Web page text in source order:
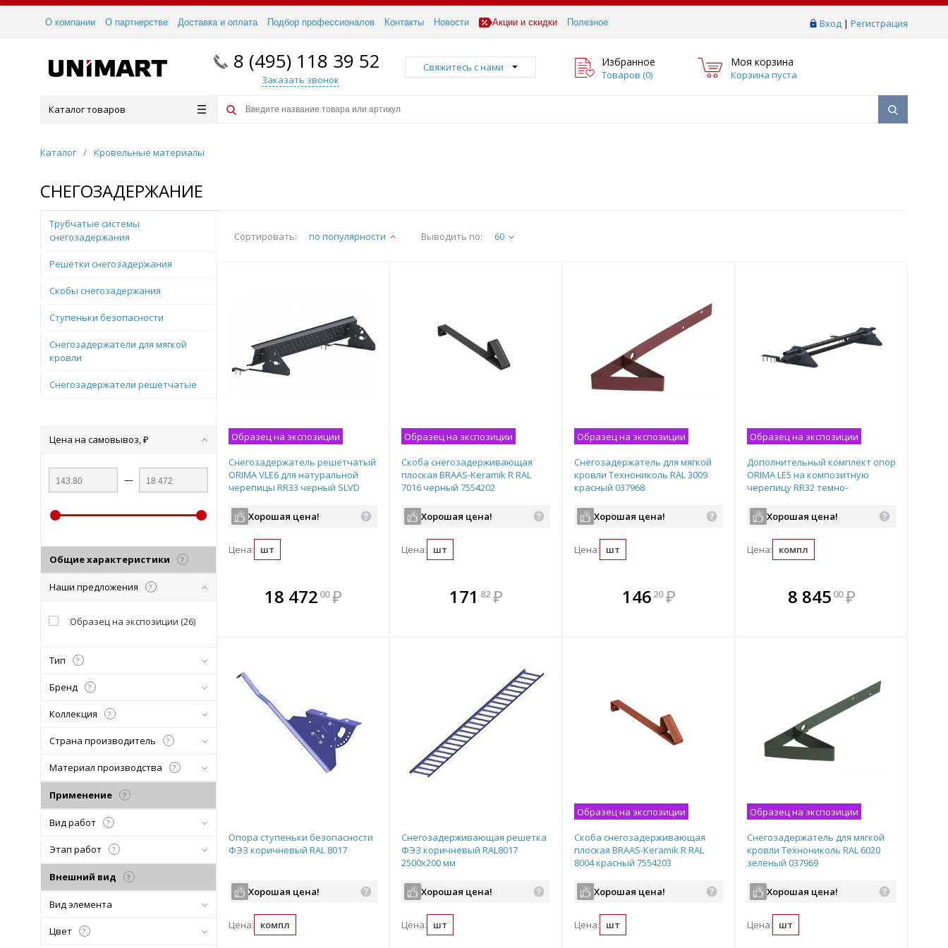
Вход | Регистрация
О компании О партнерстве Доставка и оплата Подбор профессионалов Контакты Новости Акции и скидки Полезное
8 (495) 118 39 52
Заказать звонок
Свяжитесь с нами Избранное
Товаров (0)
Моя корзина
Корзина пуста
Каталог товаров
Каталог / Кровельные материалы
СНЕГОЗАДЕРЖАНИЕ
Сортировать: по популярности Выводить по: 60
Образец на экспозиции
Снегозадержатель решетчатый
ORIMA VLE6 для натуральной
черепицы RR33 черный SLVD
Хорошая цена!
Цена: шт
В комплекте
Подобрать комплект
18 472 00 ₽
В комплекте
всегда выгоднее!
Образец на экспозиции
Скоба снегозадерживающая
плоская BRAAS-Keramik R RAL
7016 черный 7554202
Хорошая цена!
Цена: шт
В комплекте
всегда выгоднее!
171 82 ₽
В комплекте
всегда выгоднее!
Образец на экспозиции
Снегозадержатель для мягкой
кровли Технониколь RAL 3009
красный 037968
Хорошая цена!
Цена: шт
В комплекте
всегда выгоднее!
146 20 ₽
В комплекте
всегда выгоднее!
Образец на экспозиции
Дополнительный комплект опор
ORIMA LE5 на композитную
черепицу RR32 темно-
Хорошая цена!
Цена: компл
В комплекте
всегда выгоднее!
8 845 00 ₽
Опора ступеньки безопасности
ФЭЗ коричневый RAL 8017
Хорошая цена!
Цена: компл
Снегозадерживающая решетка
ФЭЗ коричневый RAL8017
2500х200 мм
Хорошая цена!
Цена: шт
Образец на экспозиции
Скоба снегозадерживающая
плоская BRAAS-Keramik R RAL
8004 красный 7554203
Хорошая цена!
Цена: шт
Образец на экспозиции
Снегозадержатель для мягкой
кровли Технониколь RAL 6020
зеленый 037969
Хорошая цена!
Цена: шт
Трубчатые системы
снегозадержания
Решетки снегозадержания
Скобы снегозадержания
Ступеньки безопасности
Снегозадержатели для мягкой
кровли
Снегозадержатели решетчатые
Цена на самовывоз, ₽
—
Общие характеристики ?
Наши предложения ?
Образец на экспозиции (26)
Тип ?
Бренд ?
Коллекция ?
Страна производитель ?
Материал производства ?
Применение ?
Вид работ ?
Этап работ ?
Внешний вид ?
Вид элемента
Цвет ?